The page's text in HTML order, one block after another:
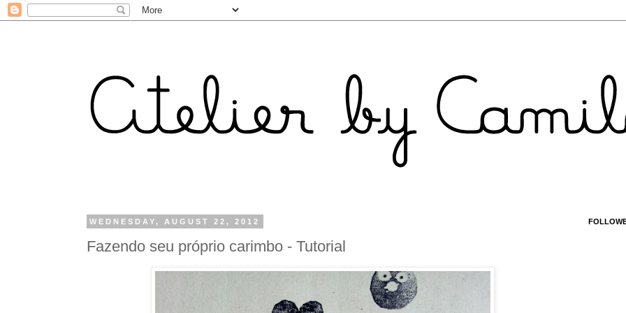
WEDNESDAY, AUGUST 22, 2012
Fazendo seu próprio carimbo - Tutorial